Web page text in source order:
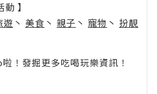
】
遊 丶 美食 丶 親子 丶 寵物 丶 扮靚
！發掘更多吃喝玩樂資訊！